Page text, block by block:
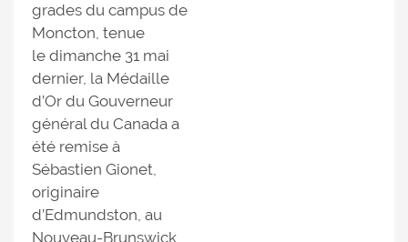
grades du campus de
Moncton, tenue
le dimanche 31 mai
dernier, la Médaille
d’Or du Gouverneur
général du Canada a
été remise à
Sébastien Gionet,
originaire
d’Edmundston, au
Nouveau-Brunswick,